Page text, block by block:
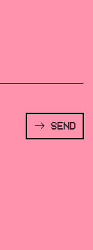
SEND